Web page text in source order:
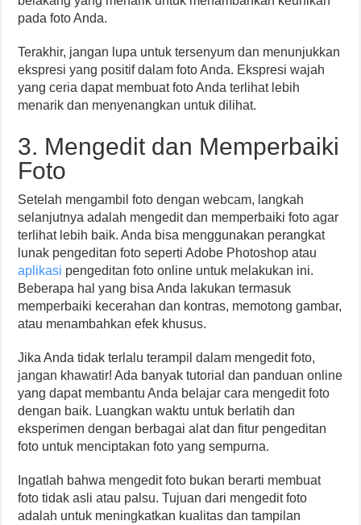
pada foto Anda.
Terakhir, jangan lupa untuk tersenyum dan menunjukkan
ekspresi yang positif dalam foto Anda. Ekspresi wajah
yang ceria dapat membuat foto Anda terlihat lebih
menarik dan menyenangkan untuk dilihat.
3. Mengedit dan Memperbaiki
Foto
Setelah mengambil foto dengan webcam, langkah
selanjutnya adalah mengedit dan memperbaiki foto agar
terlihat lebih baik. Anda bisa menggunakan perangkat
lunak pengeditan foto seperti Adobe Photoshop atau
aplikasi pengeditan foto online untuk melakukan ini.
Beberapa hal yang bisa Anda lakukan termasuk
memperbaiki kecerahan dan kontras, memotong gambar,
atau menambahkan efek khusus.
Jika Anda tidak terlalu terampil dalam mengedit foto,
jangan khawatir! Ada banyak tutorial dan panduan online
yang dapat membantu Anda belajar cara mengedit foto
dengan baik. Luangkan waktu untuk berlatih dan
eksperimen dengan berbagai alat dan fitur pengeditan
foto untuk menciptakan foto yang sempurna.
Ingatlah bahwa mengedit foto bukan berarti membuat
foto tidak asli atau palsu. Tujuan dari mengedit foto
adalah untuk meningkatkan kualitas dan tampilan